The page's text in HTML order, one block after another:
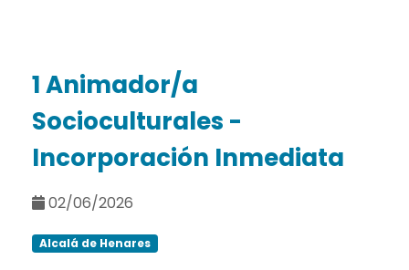
1 Animador/a
Socioculturales -
Incorporación Inmediata
02/06/2026
Alcalá de Henares